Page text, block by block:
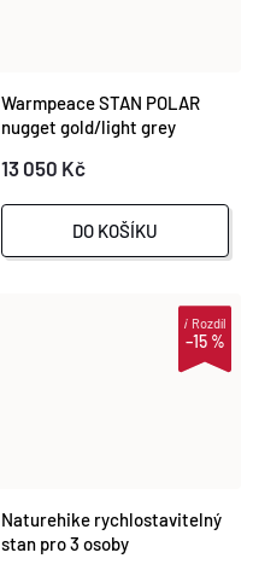
Warmpeace STAN POLAR
nugget gold/light grey
13 050 Kč
DO KOŠÍKU
–15 %
iRozdíl
Naturehike rychlostavitelný
stan pro 3 osoby